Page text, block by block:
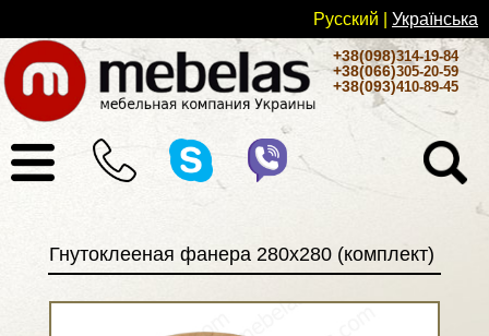
Русский Українськa
+38(098)314-19-84
+38(066)305-20-59
+38(093)410-89-45
Гнутоклееная фанера 280х280 (комплект)